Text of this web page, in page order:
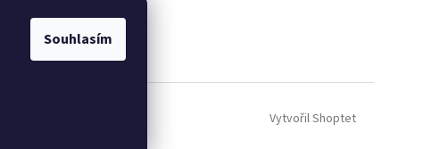
Souhlasím
Vytvořil Shoptet